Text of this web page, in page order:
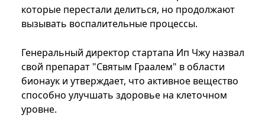
которые перестали делиться, но продолжают
вызывать воспалительные процессы.
Генеральный директор стартапа Ип Чжу назвал
свой препарат "Святым Граалем" в области
бионаук и утверждает, что активное вещество
способно улучшать здоровье на клеточном
уровне.